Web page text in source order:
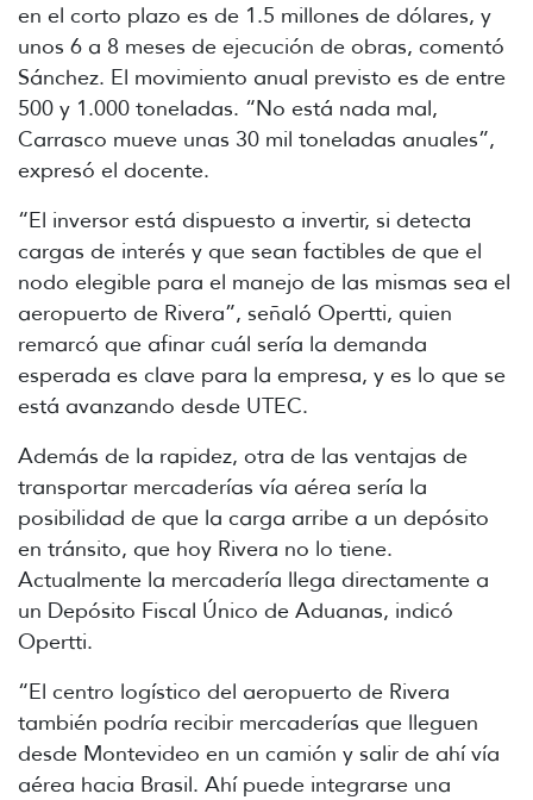
en el corto plazo es de 1.5 millones de dólares, y
unos 6 a 8 meses de ejecución de obras, comentó
Sánchez. El movimiento anual previsto es de entre
500 y 1.000 toneladas. “No está nada mal,
Carrasco mueve unas 30 mil toneladas anuales”,
expresó el docente.
“El inversor está dispuesto a invertir, si detecta
cargas de interés y que sean factibles de que el
nodo elegible para el manejo de las mismas sea el
aeropuerto de Rivera”, señaló Opertti, quien
remarcó que afinar cuál sería la demanda
esperada es clave para la empresa, y es lo que se
está avanzando desde UTEC.
Además de la rapidez, otra de las ventajas de
transportar mercaderías vía aérea sería la
posibilidad de que la carga arribe a un depósito
en tránsito, que hoy Rivera no lo tiene.
Actualmente la mercadería llega directamente a
un Depósito Fiscal Único de Aduanas, indicó
Opertti.
“El centro logístico del aeropuerto de Rivera
también podría recibir mercaderías que lleguen
desde Montevideo en un camión y salir de ahí vía
aérea hacia Brasil. Ahí puede integrarse una